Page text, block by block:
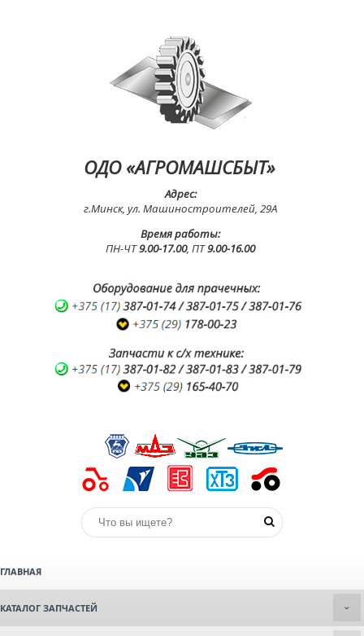
ОДО «АГРОМАШСБЫТ»
Адрес:
г.Минск, ул. Машиностроителей, 29А
Время работы:
ПН-ЧТ9.00-17.00, ПТ9.00-16.00
ГЛАВНАЯ
КАТАЛОГ ЗАПЧАСТЕЙ